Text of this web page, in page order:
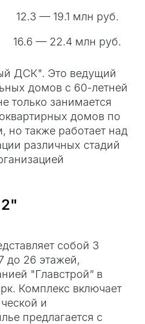
12.3 — 19.1 млн руб.
16.6 — 22.4 млн руб.
ДСК". Это ведущий
домов с 60-летней
только занимается
домов по
но также работает над
различных стадий
собой 3
до 26 этажей,
"Главстрой” в
Комплекс включает
и
предлагается с